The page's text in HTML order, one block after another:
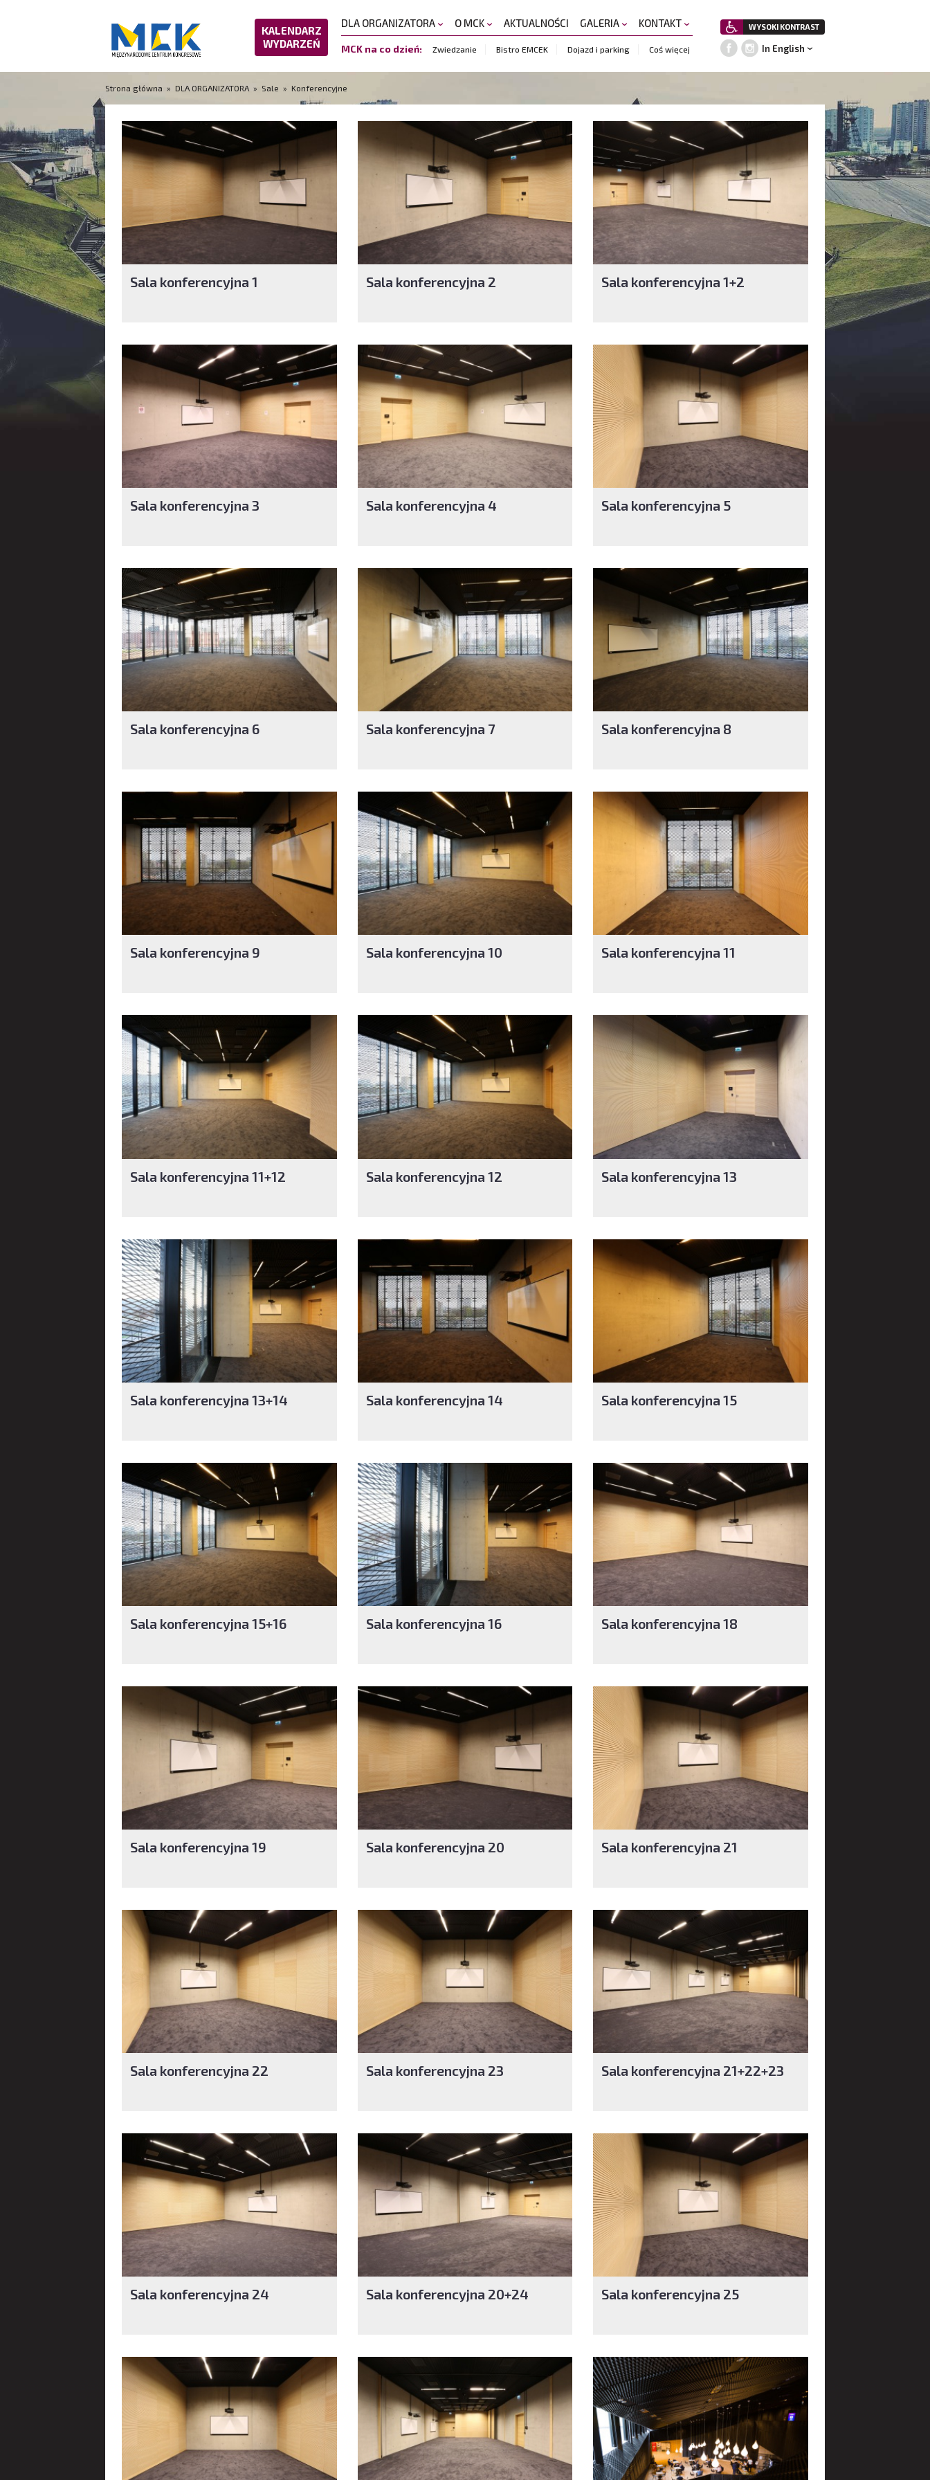
KALENDARZ
WYDARZEŃ
DLA ORGANIZATORA O MCK AKTUALNOŚCI GALERIA KONTAKT
MCK na co dzień: Zwiedzanie Bistro EMCEK Dojazd i parking Coś więcej
WYSOKI KONTRAST
In English
Strona główna » DLA ORGANIZATORA » Sale » Konferencyjne
Sala konferencyjna 1 Sala konferencyjna 2 Sala konferencyjna 1+2
Sala konferencyjna 3 Sala konferencyjna 4 Sala konferencyjna 5
Sala konferencyjna 6 Sala konferencyjna 7 Sala konferencyjna 8
Sala konferencyjna 9 Sala konferencyjna 10 Sala konferencyjna 11
Sala konferencyjna 11+12 Sala konferencyjna 12 Sala konferencyjna 13
Sala konferencyjna 13+14 Sala konferencyjna 14 Sala konferencyjna 15
Sala konferencyjna 15+16 Sala konferencyjna 16 Sala konferencyjna 18
Sala konferencyjna 19 Sala konferencyjna 20 Sala konferencyjna 21
Sala konferencyjna 22 Sala konferencyjna 23 Sala konferencyjna 21+22+23
Sala konferencyjna 24 Sala konferencyjna 20+24 Sala konferencyjna 25